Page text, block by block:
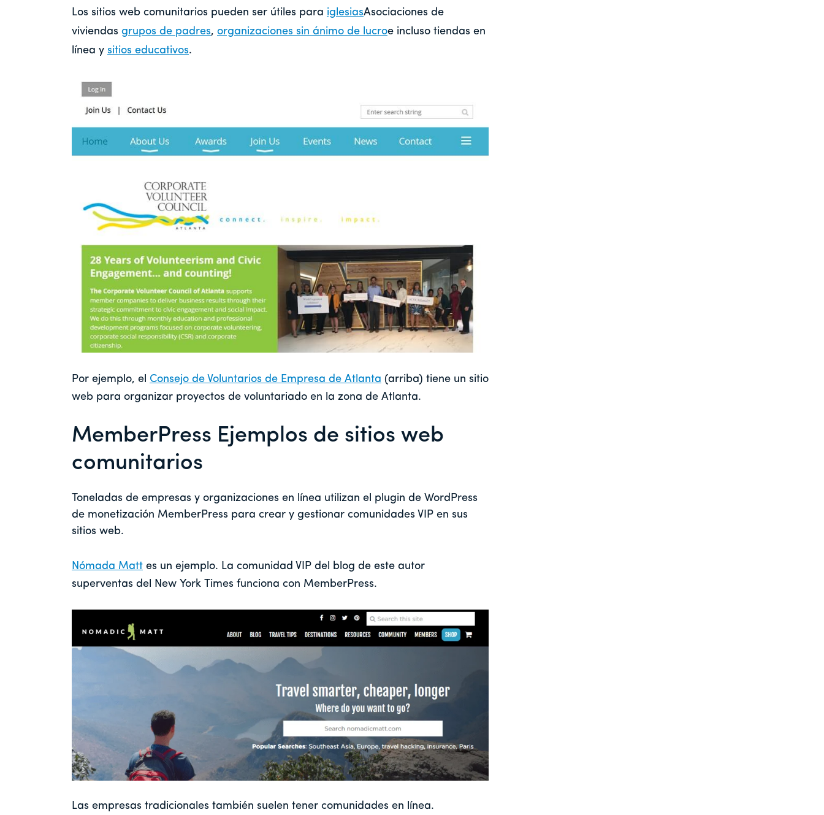
Los sitios web comunitarios pueden ser útiles para iglesiasAsociaciones de
viviendas grupos de padres, organizaciones sin ánimo de lucroe incluso tiendas en
línea y sitios educativos.
Por ejemplo, el Consejo de Voluntarios de Empresa de Atlanta (arriba) tiene un sitio
web para organizar proyectos de voluntariado en la zona de Atlanta.
MemberPress Ejemplos de sitios web
comunitarios
Toneladas de empresas y organizaciones en línea utilizan el plugin de WordPress
de monetización MemberPress para crear y gestionar comunidades VIP en sus
sitios web.
Nómada Matt es un ejemplo. La comunidad VIP del blog de este autor
superventas del New York Times funciona con MemberPress.
Las empresas tradicionales también suelen tener comunidades en línea.